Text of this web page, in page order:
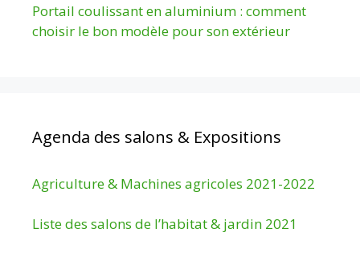
Portail coulissant en aluminium : comment
choisir le bon modèle pour son extérieur
Agenda des salons & Expositions
Agriculture & Machines agricoles 2021-2022
Liste des salons de l’habitat & jardin 2021